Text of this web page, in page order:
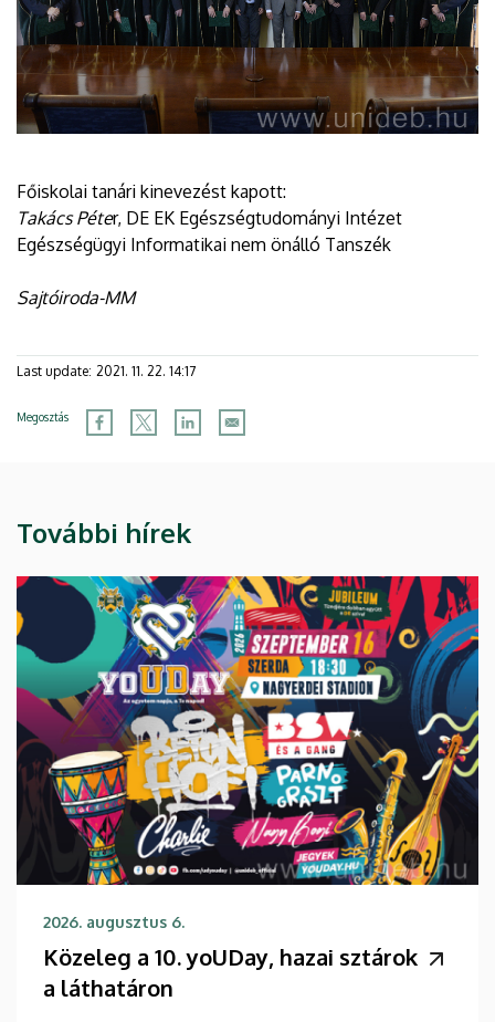
Főiskolai tanári kinevezést kapott:
Takács Péter, DE EK Egészségtudományi Intézet
Egészségügyi Informatikai nem önálló Tanszék
Sajtóiroda-MM
Last update: 2021. 11. 22. 14:17
Megosztás
További hírek
2026. augusztus 6.
Közeleg a 10. yoUDay, hazai sztárok
a láthatáron